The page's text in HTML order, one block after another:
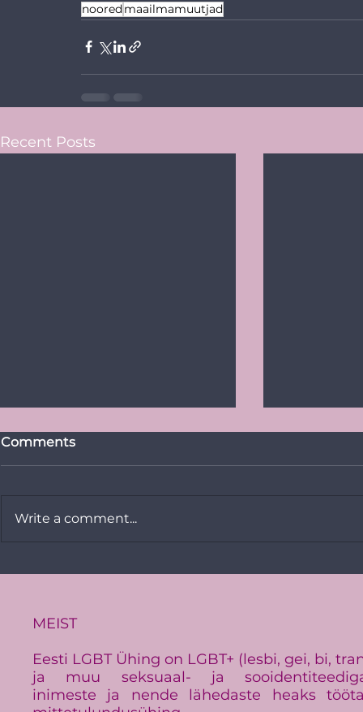
nooredmaailmamuutjad
Recent Posts
Eestis
Comments
Write a comment...
MEIST
Eesti LGBT Ühing on LGBT+ (lesbi, gei, bi,
ja muu seksuaal- ja
inimeste ja nende lähedaste heaks